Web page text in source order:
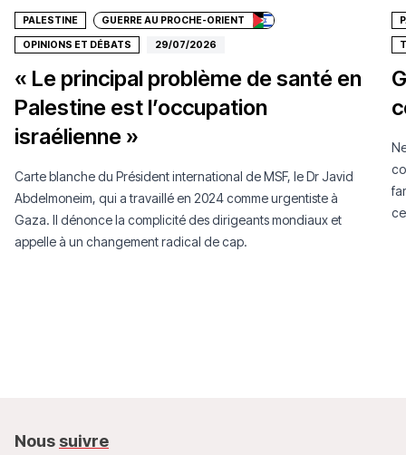
PALESTINE GUERRE AU PROCHE-ORIENT
OPINIONS ET DÉBATS 29/07/2026
« Le principal problème de santé en
Palestine est l’occupation
israélienne »
Carte blanche du Président international de MSF, le Dr Javid
Abdelmoneim, qui a travaillé en 2024 comme urgentiste à
Gaza. Il dénonce la complicité des dirigeants mondiaux et
appelle à un changement radical de cap.
Nous suivre